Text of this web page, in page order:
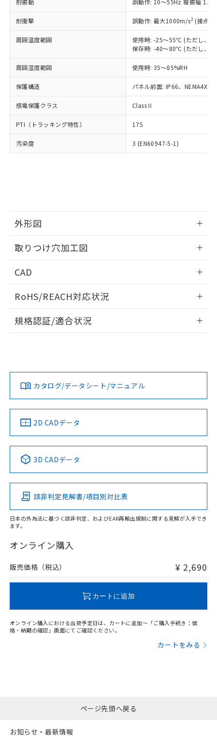
耐振動 誤動作: 10～55Hz 複振幅
耐衝撃 誤動作: 最大1000m/s2 (接点
周囲温度範囲
使用時: -25～55℃ (ただし、氷
保存時: -40～80℃ (ただし、氷
周囲湿度範囲 使用時: 35～85%RH
保護構造 パネル前面: IP66、NEMA4X,
感電保護クラス Class II
PTI（トラッキング特性） 175
汚染度 3 (EN60947-5-1)
外形図
取りつけ穴加工図
CAD
ドすることができます。
ログイン/会員登録
ダウンロードデータをご利用いただく前に、以下を必ずお読
みください。
ソフトウェアの使用条件
RoHS/REACH対応状況
EU RoHS 注意事項・凡例
対応済み
中国 RoHS 注意事項・凡例
Pb Hg Cd Cr(VI)
O
在庫等で未対応品が混在する可能性があります。
問い合わせください。
規格認証/適合状況
LR型式承認
（イギリス
船舶規格）
DNV型式承認
（ノルウェー
BV型式承認
（フランス
KR型式
（韓国
No No No No
この製品の規格認証/適合状況ページへ
その他の認証はこちらのページからご検索ください
カタログ/データシート/マニュアル
2D CADデータ
3D CADデータ
該非判定見解書/項目別対比表
日本の外為法に基づく該非判定、およびEAR再輸出規制に関する見解が入手でき
ます。
オンライン購入
販売価格（税込） ¥ 2,690
カートに追加
オンライン購入における出荷予定日は、カートに追加～「ご購入手続き：価
格・納期の確認」画面にてご確認ください。
カートをみる
正式な納期状況および標準価格はお客
様のお取引先、またはお客様担当のオ
ムロン制御機器販売店・当社販売員に
オムロン制御機器販売店や当社販売拠
販売ネットワーク
」をご確認
在庫状況および標準価格結果を当社の
事前の承諾なく第三者に漏洩または開
示しないようお願いします。
マイパーツ機能（部品リスト作成サー
ビス）をご利用いただくには、I-Web
メンバーズにご登録されている必要が
お客様が当ウェブサイト上で当社にご
指します。
但し、RoHS指令で産業用監視および制御機器に対する
適用除外項目は除く。
フタル酸エステル類の４物質については閾値を超える意
図的な使用がないことを確認しています。
部品在庫の切り替え状況などにより、予定
月が前後することがあります。
※3 非含有証明書ダウンロード
51物質の非含有証明書（当社基準）
※本証明書は発行日時点で非含有を証明す
るもので、過去に遡って非含有を証明する
ものではありません。
また、RoHS指令のフタル酸エステル類４
欄に対応日を記載しておりました。
既に当社にて対応品への在庫切替を完了
していることから、特段のことがない限
り、2022年1月12日より割愛しておりま
す。
DBP(フタル酸ジブチル) : 1000ppm、 DIBP(フタル酸ジ
イソブチル) : 1000ppm、 BBP(フタル酸ブチルベンジ
DEHP(フタル酸ビス(2-エチルヘキシル)) : 1000ppm
準値以下であることを示します。
「10」：通常の使用状況下において有害物
質が外部に漏えいし、環境に深刻な影響を
及ぼさない年数を意味します。
「－」：未確認です。当社販売部門へお問
全に破砕するなど、違法に輸出されな
いよう必要な手段を講じます。
当社は貴社製品を、核兵器、ミサイ
ル、化学兵器、生物兵器またはその他
武器並びにこれらの製造装置等に一切
当社は、貴社製品を第三者に販売する
場合は、上記1、2および3の内容を当
該第三者に通知します。また当社は、
販売先および販売に係わる関係者が違
法に輸出するおそれがある場合は、取
り引きをいたしません。
一定数には満たないが在庫あり
－
在庫なし(最新の在庫状況につ
いては、お客様のお取引先、ま
たはお客様担当のオムロン制御
機器販売店・当社販売員にご確
空
受注生産機種、また在庫状況の
情報を公開していない機種
ページ先頭へ戻る
お知らせ・最新情報